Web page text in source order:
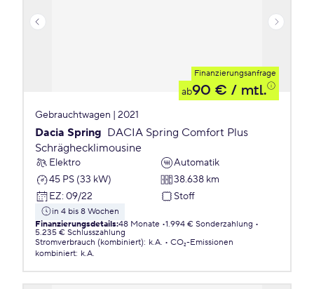
Finanzierungsanfrage
ab90 € / mtl.
Gebrauchtwagen | 2021
Dacia Spring DACIA Spring Comfort Plus
Schräghecklimousine
Elektro
Automatik
45 PS (33 kW)
38.638 km
EZ: 09/22 Stoff
in 4 bis 8 Wochen
Finanzierungsdetails:48 Monate 1.994 € Sonderzahlung
5.235 € Schlusszahlung
Stromverbrauch (kombiniert): k.A.
CO₂-Emissionen
kombiniert: k.A.